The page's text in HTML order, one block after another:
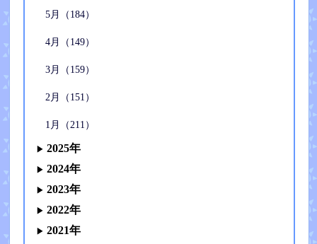
5月（184）
4月（149）
3月（159）
2月（151）
1月（211）
2025年
2024年
2023年
2022年
2021年